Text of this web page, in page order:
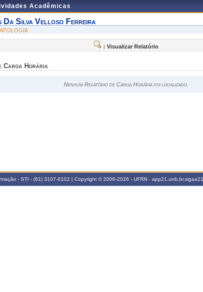
Acadêmicas
Da Silva Velloso Ferreira
: Visualizar Relatório
Carga Horária
Nenhum Relatório de Carga Horária foi localizado.
- STI - (61) 3107-0102 | Copyright © 2006-2026 - UFRN - app21.unb.br.sigaa21